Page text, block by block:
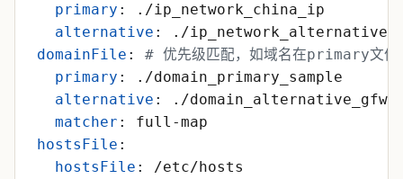
primary :
./ip_network_china_ip
alternative :
./
domainFile :
# 优先级匹配，如域名在primary文
primary :
./domain_primary_sample
alternative :
./
matcher :
full-map
hostsFile :
hostsFile :
/etc/hosts